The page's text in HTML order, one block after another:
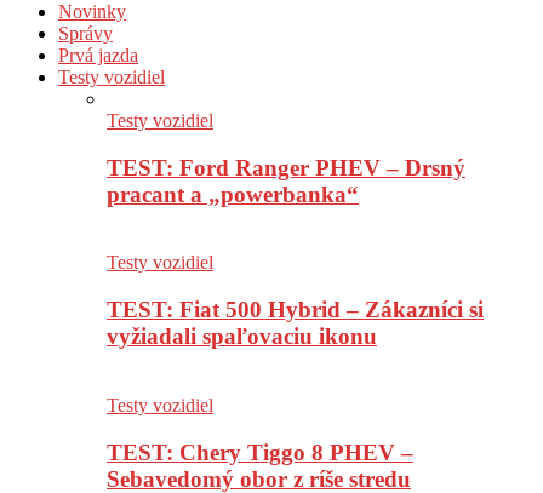
Novinky
Správy
Prvá jazda
Testy vozidiel
Testy vozidiel
TEST: Ford Ranger PHEV – Drsný
pracant a „powerbanka“
Testy vozidiel
TEST: Fiat 500 Hybrid – Zákazníci si
vyžiadali spaľovaciu ikonu
Testy vozidiel
TEST: Chery Tiggo 8 PHEV –
Sebavedomý obor z ríše stredu